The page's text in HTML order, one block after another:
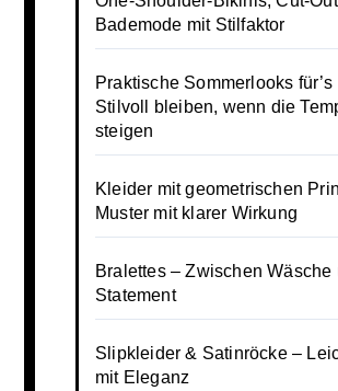
Bademode mit Stilfaktor
Praktische Sommerlooks
Stilvoll bleiben, wenn die
steigen
Kleider mit geometrischen
Muster mit klarer Wirkung
Bralettes – Zwischen Wäsche
Statement
Slipkleider & Satinröcke –
mit Eleganz